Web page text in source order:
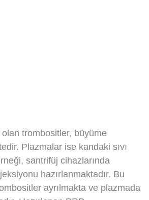
olan trombositler, büyüme
Plazmalar ise kandaki sıvı
santrifüj cihazlarında
hazırlanmaktadır. Bu
ayrılmakta ve plazmada